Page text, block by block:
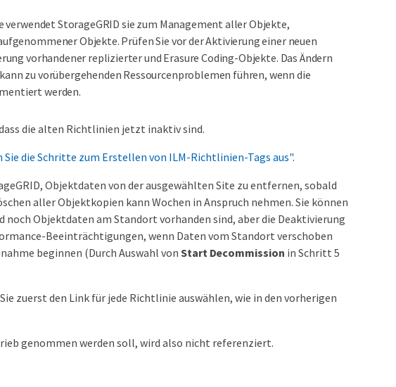
StorageGRID sie zum Management aller Objekte,
Objekte. Prüfen Sie vor der Aktivierung einer neuen
vorhandener replizierter und Erasure Coding-Objekte. Das Ändern
zu vorübergehenden Ressourcenproblemen führen, wenn die
werden.
die alten Richtlinien jetzt inaktiv sind.
Sie die Schritte zum Erstellen von ILM-Richtlinien-Tags aus".
Objektdaten von der ausgewählten Site zu entfernen, sobald
aller Objektkopien kann Wochen in Anspruch nehmen. Sie können
Objektdaten am Standort vorhanden sind, aber die Deaktivierung
Beeinträchtigungen, wenn Daten vom Standort verschoben
beginnen (Durch Auswahl von Start Decommission in Schritt 5
zuerst den Link für jede Richtlinie auswählen, wie in den vorherigen
genommen werden soll, wird also nicht referenziert.